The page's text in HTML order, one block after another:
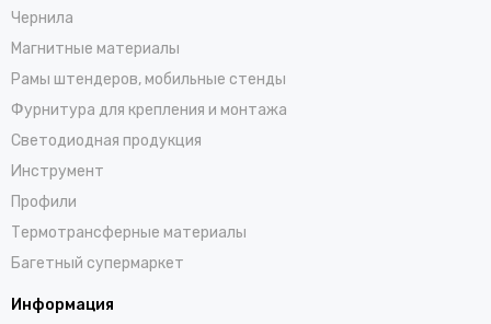
Чернила
Магнитные материалы
Рамы штендеров, мобильные стенды
Фурнитура для крепления и монтажа
Светодиодная продукция
Инструмент
Профили
Термотрансферные материалы
Багетный супермаркет
Информация